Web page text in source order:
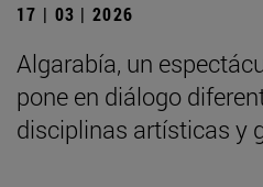
17 | 03 | 2026
Algarabía, un
pone en diálogo
disciplinas artísticas y